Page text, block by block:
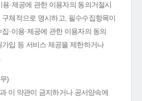
용·제공에 관한 이용자의 동의거절시
체적으로 명시하고, 필수수집항목이
·이용·제공에 관한 이용자의 동의
입 등 서비스 제공을 제한하거나
)
이 약관이 금지하거나 공서양속에